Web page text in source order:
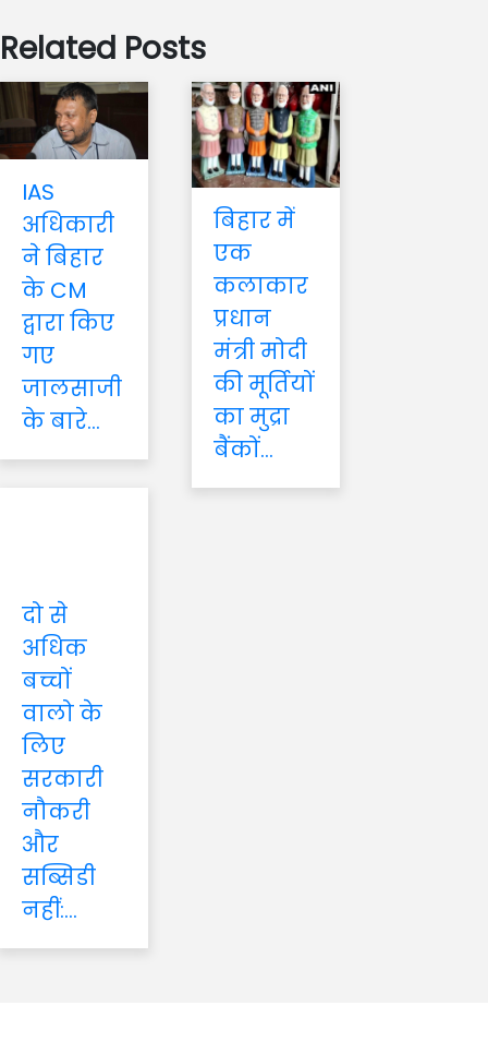
Related Posts
IAS
अधिकारी
ने बिहार
के CM
द्वारा किए
गए
जालसाजी
के बारे...
बिहार में
एक
कलाकार
प्रधान
मंत्री मोदी
की मूर्तियों
का मुद्रा
बैंकों...
दो से
अधिक
बच्चों
वालो के
लिए
सरकारी
नौकरी
और
सब्सिडी
नहीं:...